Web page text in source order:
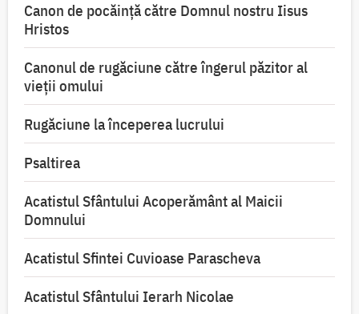
Canon de pocăință către Domnul nostru Iisus
Hristos
Canonul de rugăciune către îngerul păzitor al
vieții omului
Rugăciune la începerea lucrului
Psaltirea
Acatistul Sfântului Acoperământ al Maicii
Domnului
Acatistul Sfintei Cuvioase Parascheva
Acatistul Sfântului Ierarh Nicolae